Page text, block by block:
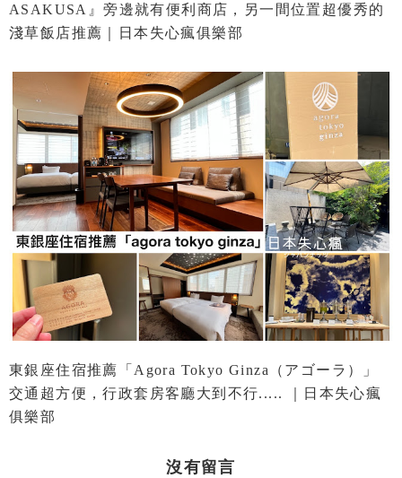
ASAKUSA』旁邊就有便利商店，另一間位置超優秀的
淺草飯店推薦｜日本失心瘋俱樂部
東銀座住宿推薦「agora Tokyo Ginza（アゴーラ）」
交通超方便，行政套房客廳大到不行..... ｜日本失心瘋
俱樂部
沒有留言